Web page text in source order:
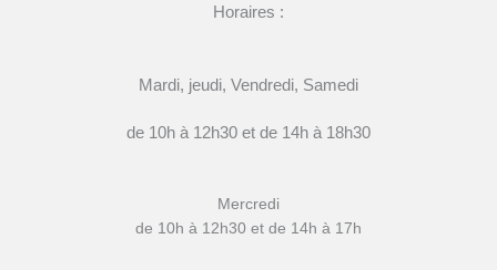
Horaires :
Mardi, jeudi, Vendredi, Samedi
de 10h à 12h30 et de 14h à 18h30
Mercredi
de 10h à 12h30 et de 14h à 17h